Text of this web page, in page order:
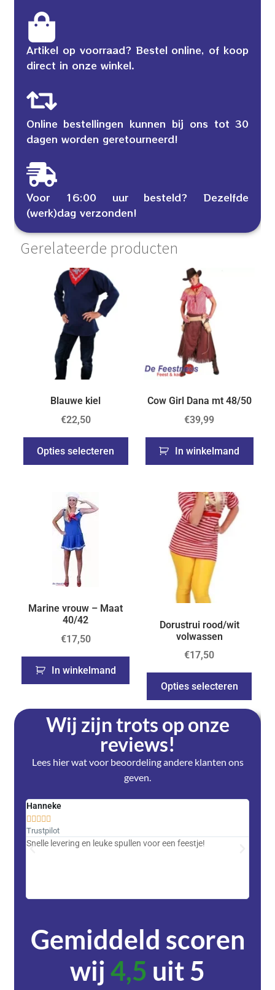
Artikel op voorraad? Bestel online, of koop
direct in onze winkel.
Online bestellingen kunnen bij ons tot 30
dagen worden geretourneerd!
Voor 16:00 uur besteld? Dezelfde
(werk)dag verzonden!
Gerelateerde producten
Blauwe kiel
€22,50
Opties selecteren
Cow Girl Dana mt 48/50
€39,99
In winkelmand
Marine vrouw – Maat
40/42
€17,50
In winkelmand
Dorustrui rood/wit
volwassen
€17,50
Opties selecteren
Wij zijn trots op onze
reviews!
Lees hier wat voor beoordeling andere klanten ons
geven.
Hanneke

Trustpilot
Snelle levering en leuke spullen voor een feestje!
Gemiddeld scoren
wij4,5 uit 5